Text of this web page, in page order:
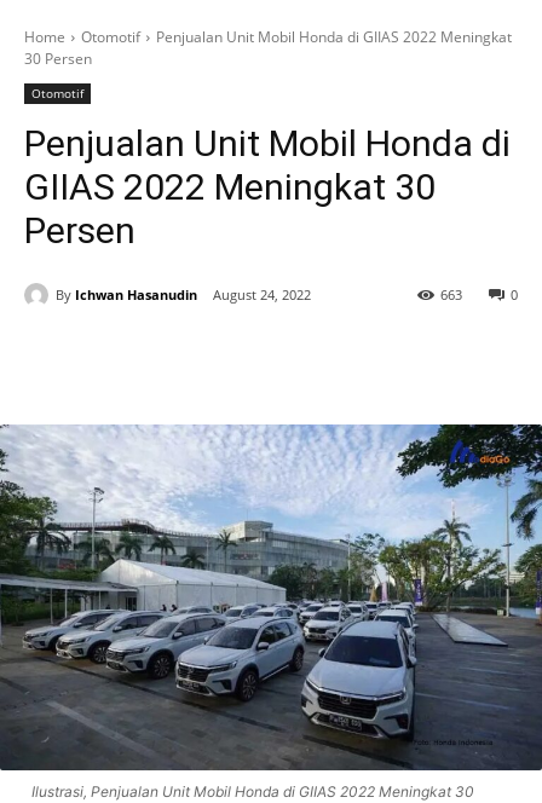
Home Otomotif
Penjualan Unit Mobil Honda di GIIAS 2022 Meningkat
30 Persen
Otomotif
Penjualan Unit Mobil Honda di
GIIAS 2022 Meningkat 30
Persen
By Ichwan Hasanudin August 24, 2022 0
663
Ilustrasi, Penjualan Unit Mobil Honda di GIIAS 2022 Meningkat 30